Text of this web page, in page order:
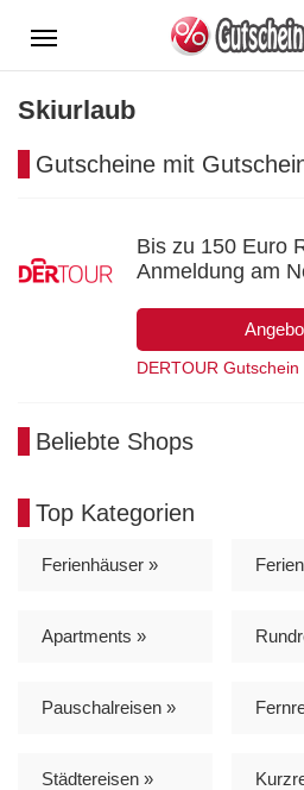
Menü
Skiurlaub
Gutscheine mit
Bis zu 150 Euro
Anmeldung am
DERTOUR Gutschein
Beliebte Shops
Top Kategorien
Ferienhäuser »
Apartments »
Pauschalreisen »
Städtereisen »